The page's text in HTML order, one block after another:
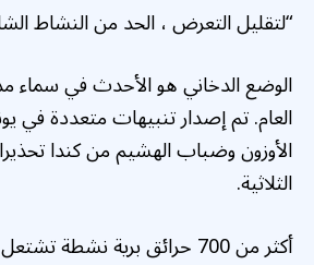
“لتقليل التعرض ، الحد من النشاط
الوضع الدخاني هو الأحدث في سماء
العام. تم إصدار تنبيهات متعددة في
الأوزون وضباب الهشيم من كندا
الثلاثية.
أكثر من 700 حرائق برية نشطة